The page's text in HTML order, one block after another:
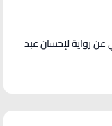
عن رواية لإحسان عبد